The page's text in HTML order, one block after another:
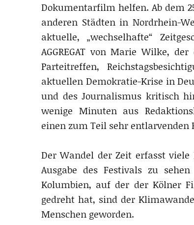
Dokumentarfilm helfen. Ab dem
anderen Städten in Nordrhein-
aktuelle, „wechselhafte“
AGGREGAT von Marie Wilke,
Parteitreffen,
aktuellen Demokratie-Krise in
und des Journalismus kritisch
wenige Minuten aus
einen zum Teil sehr
Der Wandel der Zeit erfasst
Ausgabe des Festivals zu
Kolumbien, auf der der Kölner
gedreht hat, sind der
Menschen geworden.